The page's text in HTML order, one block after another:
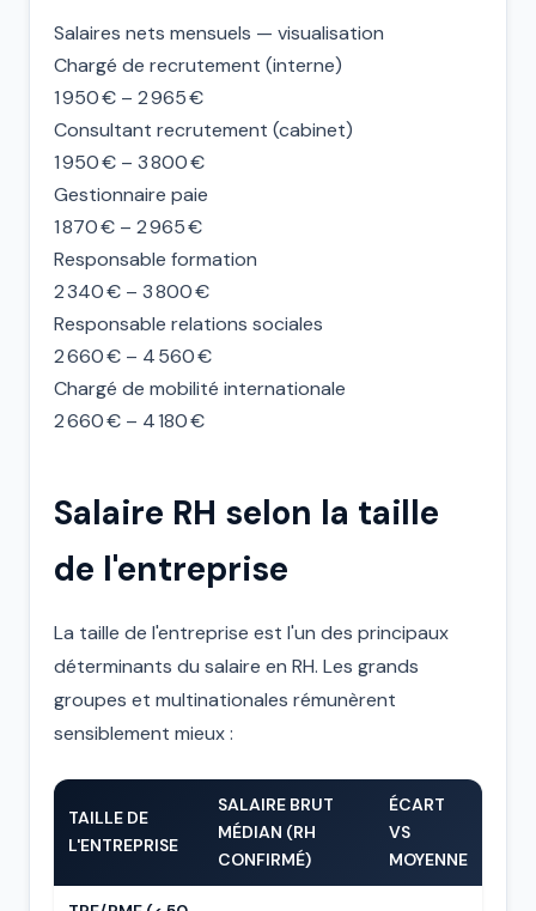
Salaires nets mensuels — visualisation
Chargé de recrutement (interne)
1 950 € – 2 965 €
Consultant recrutement (cabinet)
1 950 € – 3 800 €
Gestionnaire paie
1 870 € – 2 965 €
Responsable formation
2 340 € – 3 800 €
Responsable relations sociales
2 660 € – 4 560 €
Chargé de mobilité internationale
2 660 € – 4 180 €
Salaire RH selon la taille
de l'entreprise
La taille de l'entreprise est l'un des principaux
déterminants du salaire en RH. Les grands
groupes et multinationales rémunèrent
sensiblement mieux :
TAILLE DE
L'ENTREPRISE
SALAIRE BRUT
MÉDIAN (RH
CONFIRMÉ)
ÉCART
VS
MOYENNE